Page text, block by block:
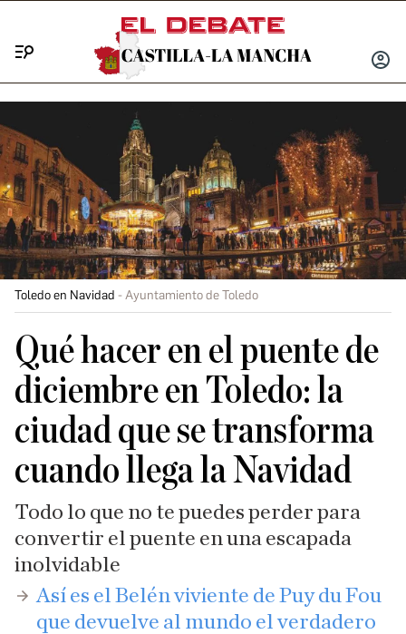
INICIAR
Toledo en Navidad Ayuntamiento de Toledo
Qué hacer en el puente de
diciembre en Toledo: la
ciudad que se transforma
cuando llega la Navidad
Todo lo que no te puedes perder para
convertir el puente en una escapada
inolvidable
Así es el Belén viviente de Puy du Fou
que devuelve al mundo el verdadero